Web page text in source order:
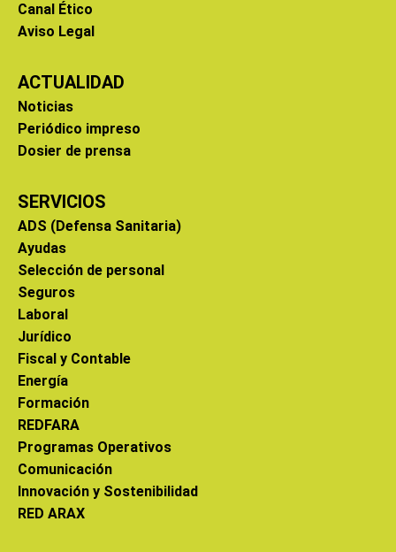
Canal Ético
Aviso Legal
ACTUALIDAD
Noticias
Periódico impreso
Dosier de prensa
SERVICIOS
ADS (Defensa Sanitaria)
Ayudas
Selección de personal
Seguros
Laboral
Jurídico
Fiscal y Contable
Energía
Formación
REDFARA
Programas Operativos
Comunicación
Innovación y Sostenibilidad
RED ARAX